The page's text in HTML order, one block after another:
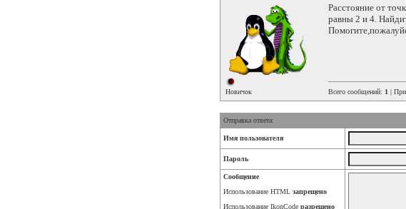
Новичок
Расстояние от
равны 2 и 4.
Всего сообщений: 1 |
Отправка ответа:
Имя пользователя
Пароль
Сообщение
Использование HTML запрещено
Использование IkonCode разрешено